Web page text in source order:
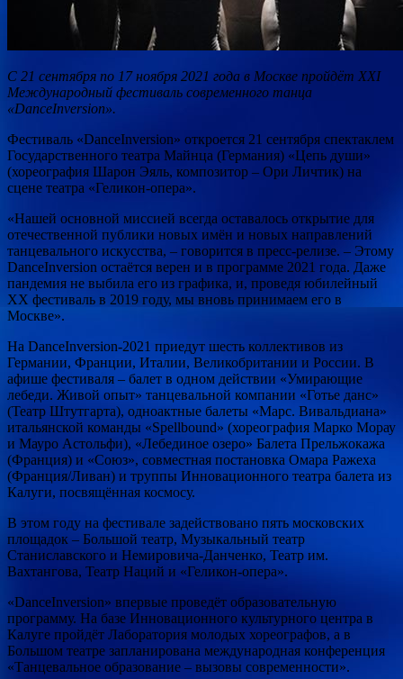
С 21 сентября по 17 ноября 2021 года в Москве пройдёт XXI
Международный фестиваль современного танца
«DanceInversion».
Фестиваль «DanceInversion» откроется 21 сентября спектаклем
Государственного театра Майнца (Германия) «Цепь души»
(хореография Шарон Эяль, композитор – Ори Личтик) на
сцене театра «Геликон-опера».
«Нашей основной миссией всегда оставалось открытие для
отечественной публики новых имён и новых направлений
танцевального искусства, – говорится в пресс-релизе. – Этому
DanceInversion остаётся верен и в программе 2021 года. Даже
пандемия не выбила его из графика, и, проведя юбилейный
ХХ фестиваль в 2019 году, мы вновь принимаем его в
Москве».
На DanceInversion-2021 приедут шесть коллективов из
Германии, Франции, Италии, Великобритании и России. В
афише фестиваля – балет в одном действии «Умирающие
лебеди. Живой опыт» танцевальной компании «Готье данс»
(Театр Штутгарта), одноактные балеты «Марс. Вивальдиана»
итальянской команды «Spellbound» (хореография Марко Морау
и Мауро Астольфи), «Лебединое озеро» Балета Прельжокажа
(Франция) и «Союз», совместная постановка Омара Ражеха
(Франция/Ливан) и труппы Инновационного театра балета из
Калуги, посвящённая космосу.
В этом году на фестивале задействовано пять московских
площадок – Большой театр, Музыкальный театр
Станиславского и Немировича-Данченко, Театр им.
Вахтангова, Театр Наций и «Геликон-опера».
«DanceInversion» впервые проведёт образовательную
программу. На базе Инновационного культурного центра в
Калуге пройдёт Лаборатория молодых хореографов, а в
Большом театре запланирована международная конференция
«Танцевальное образование – вызовы современности».